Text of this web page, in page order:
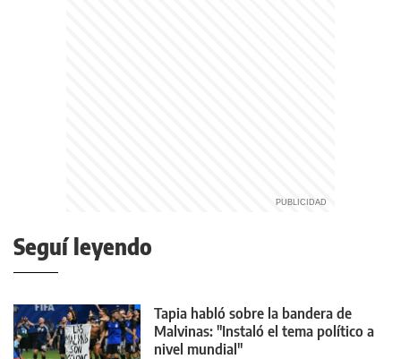
Seguí leyendo
Tapia habló sobre la bandera de
Malvinas: "Instaló el tema político a
nivel mundial"